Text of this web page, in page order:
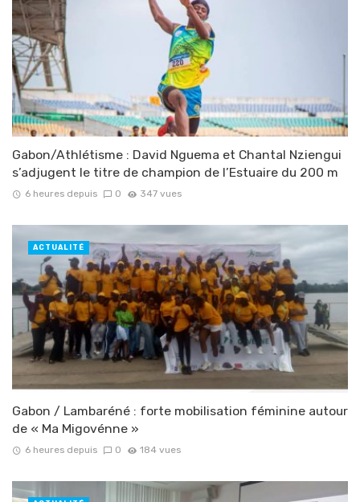
Gabon/Athlétisme : David Nguema et Chantal Nziengui
s’adjugent le titre de champion de l’Estuaire du 200 m
6 heures depuis 0 347 vues
Gabon / Lambaréné : forte mobilisation féminine autour
de « Ma Migovénne »
6 heures depuis 0 184 vues
ACTUALITÉ